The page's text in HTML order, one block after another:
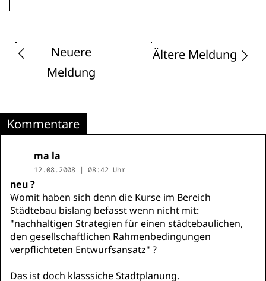
Neuere
Meldung
Ältere Meldung
Kommentare
ma la
12.08.2008 | 08:42 Uhr
neu ?
Womit haben sich denn die Kurse im Bereich
Städtebau bislang befasst wenn nicht mit:
"nachhaltigen Strategien für einen städtebaulichen,
den gesellschaftlichen Rahmenbedingungen
verpflichteten Entwurfsansatz" ?
Das ist doch klasssiche Stadtplanung.